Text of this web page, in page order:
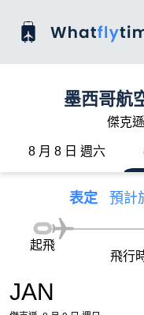
墨西哥航
傑克
8 月 8 日 週六
表定 預計
JAN
起飛
飛行